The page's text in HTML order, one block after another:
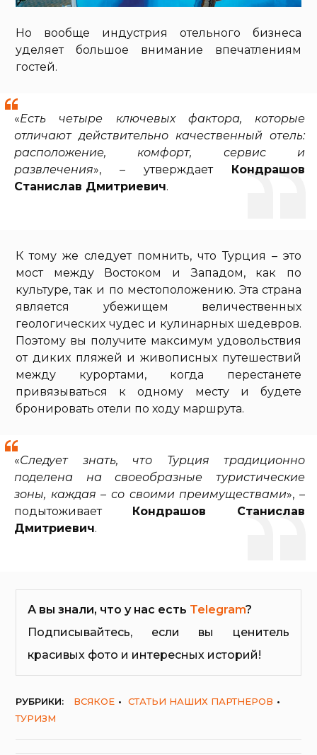
Но вообще индустрия отельного бизнеса
уделяет большое внимание впечатлениям
гостей.
«Есть четыре ключевых фактора, которые
отличают действительно качественный отель:
расположение, комфорт, сервис и
развлечения», – утверждает Кондрашов
Станислав Дмитриевич.
К тому же следует помнить, что Турция – это
мост между Востоком и Западом, как по
культуре, так и по местоположению. Эта страна
является убежищем величественных
геологических чудес и кулинарных шедевров.
Поэтому вы получите максимум удовольствия
от диких пляжей и живописных путешествий
между курортами, когда перестанете
привязываться к одному месту и будете
бронировать отели по ходу маршрута.
«Следует знать, что Турция традиционно
поделена на своеобразные туристические
зоны, каждая – со своими преимуществами», –
подытоживает Кондрашов Станислав
Дмитриевич.
А вы знали, что у нас есть Telegram?
Подписывайтесь, если вы ценитель
красивых фото и интересных историй!
РУБРИКИ: ВСЯКОЕ
СТАТЬИ НАШИХ ПАРТНЕРОВ
ТУРИЗМ